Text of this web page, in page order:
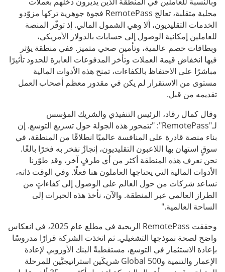
محلية متقلبة، تعالج RemotePass فجوة جوهرية تركها مزوّدو
الخدمات التقليديون، ألا وهي الشمول المالي. إذ توفّر المنصة
للعاملين إمكانية الوصول إلى حسابات بالدولار الأمريكي،
وبطاقات خصم عالمية، وتأمين صحي متميز. ففي منطقة يؤثر
فيها انخفاض قيمة العملات وتأخر المدفوعات العابرة للحدود تأثيرًا
مباشرًا على الاحتفاظ بالكفاءات، تمنح هذه الأدوات المالية
مستوى من الاستقرار لم يكن في مقدور معظم أصحاب العمل
تقديمه من قبل.
وقال كمال رقاد، الرئيس التنفيذي والشريك المؤسس
لـ"RemotePass": "تتمحور هذه الجولة حول تسريع التوسع. إن
بناء منصة قادرة على المنافسة عالميًا انطلاقًا من المنطقة، في
سوقٍ استهان بها اللاعبون التقليديون، إنجازٌ نفخر به فخرًا بالغًا.
نحن نعرف هذه المنطقة أكثر من أي طرفٍ آخر، وقد طوّرنا
الأدوات المالية التي يحتاجها العاملون هنا فعلًا. وفي الوقت ذاته،
نساعد شركات من حول العالم على الوصول إلى كفاءاتٍ من
الطراز العالمي عبر المنطقة. والآن، نأخذ هذه الخبرات إلى
الساحة العالمية."
وحققت RemotePass الربحية في مطلع عام 2025، في انعكاس
واضح لصحة نموذجها التشغيلي. ثم اتخذت الشركة قرارًا مدروسًا
بإعادة الاستثمار في التوسع، مستقطبةً البنك الأوروبي لإعادة
الإعمار والتنمية و500 Global شريكَين استراتيجيَّين للمرحلة